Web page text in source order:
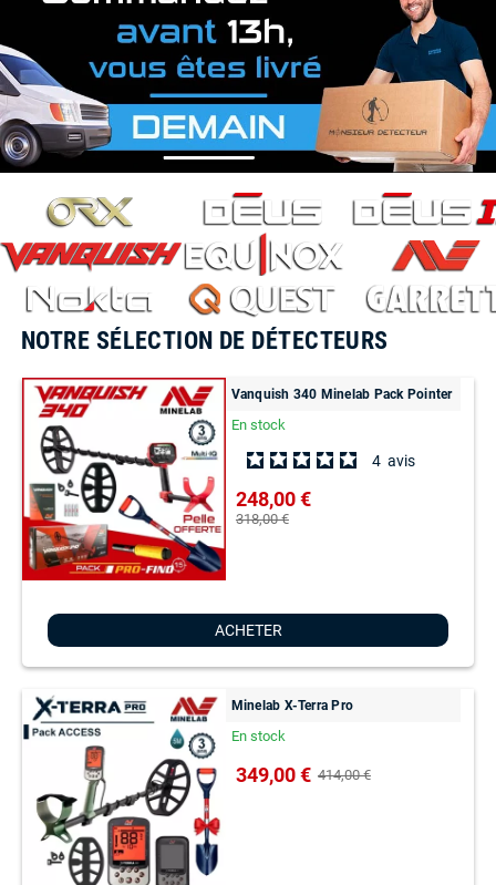
NOTRE SÉLECTION DE DÉTECTEURS
Vanquish 340 Minelab Pack Pointer
En stock
4 avis
248,00 €
318,00 €
ACHETER
Minelab X-Terra Pro
En stock
349,00 € 414,00 €